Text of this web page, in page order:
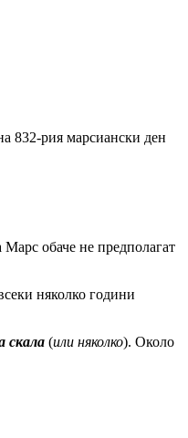
832-рия марсиански ден
обаче не предполагат
няколко години
скала (или няколко). Около